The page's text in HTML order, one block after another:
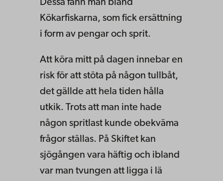
Dessa fann man bland
Kökarfiskarna, som fick ersättning
i form av pengar och sprit.
Att köra mitt på dagen innebar en
risk för att stöta på någon tullbåt,
det gällde att hela tiden hålla
utkik. Trots att man inte hade
någon spritlast kunde obekväma
frågor ställas. På Skiftet kan
sjögången vara häftig och ibland
var man tvungen att ligga i lä